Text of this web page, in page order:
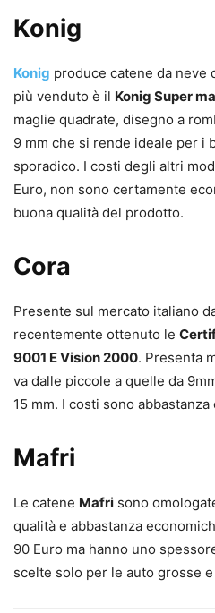
Konig
Konig produce catene da neve
più venduto è il Konig Super
maglie quadrate, disegno a
9 mm che si rende ideale per i
sporadico. I costi degli altri
Euro, non sono certamente
buona qualità del prodotto.
Cora
Presente sul mercato italiano
recentemente ottenuto le
9001 E Vision 2000. Presenta
va dalle piccole a quelle da
15 mm. I costi sono
Mafri
Le catene Mafri sono
qualità e abbastanza
90 Euro ma hanno uno
scelte solo per le auto grosse